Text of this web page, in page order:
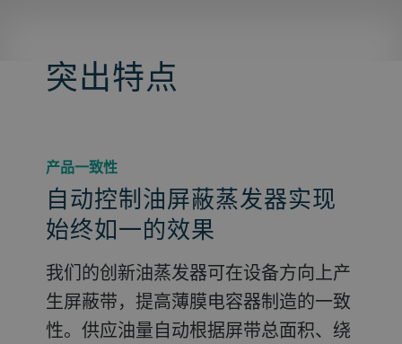
突出特点
产品一致性
自动控制油屏蔽蒸发器实现
始终如一的效果
我们的创新油蒸发器可在设备方向上产
生屏蔽带，提高薄膜电容器制造的一致
性。供应油量自动根据屏带总面积、绕